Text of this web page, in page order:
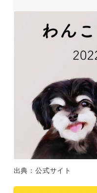
出典：公式サイト